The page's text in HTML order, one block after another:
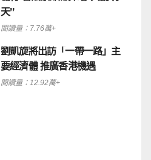
天”
閱讀量：7.76萬+
劉凱旋將出訪「一帶一路」主
要經濟體 推廣香港機遇
閱讀量：12.92萬+